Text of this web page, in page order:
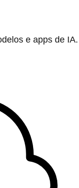
e apps de IA.